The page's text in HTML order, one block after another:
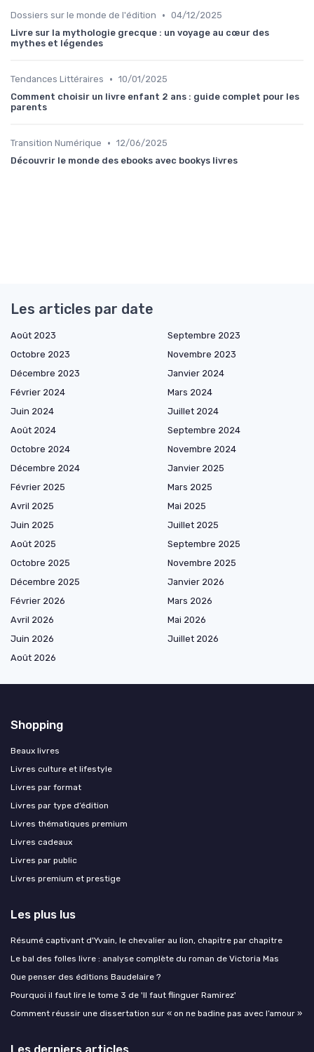
Dossiers sur le monde de l'édition • 04/12/2025
Livre sur la mythologie grecque : un voyage au cœur des
mythes et légendes
Tendances Littéraires • 10/01/2025
Comment choisir un livre enfant 2 ans : guide complet pour les
parents
Transition Numérique • 12/06/2025
Découvrir le monde des ebooks avec bookys livres
Les articles par date
Août 2023
Septembre 2023
Octobre 2023
Novembre 2023
Décembre 2023
Janvier 2024
Février 2024
Mars 2024
Juin 2024
Juillet 2024
Août 2024
Septembre 2024
Octobre 2024
Novembre 2024
Décembre 2024
Janvier 2025
Février 2025
Mars 2025
Avril 2025
Mai 2025
Juin 2025
Juillet 2025
Août 2025
Septembre 2025
Octobre 2025
Novembre 2025
Décembre 2025
Janvier 2026
Février 2026
Mars 2026
Avril 2026
Mai 2026
Juin 2026
Juillet 2026
Août 2026
Shopping
Beaux livres
Livres culture et lifestyle
Livres par format
Livres par type d’édition
Livres thématiques premium
Livres cadeaux
Livres par public
Livres premium et prestige
Les plus lus
Résumé captivant d'Yvain, le chevalier au lion, chapitre par chapitre
Le bal des folles livre : analyse complète du roman de Victoria Mas
Que penser des éditions Baudelaire ?
Pourquoi il faut lire le tome 3 de 'Il faut flinguer Ramirez'
Comment réussir une dissertation sur « on ne badine pas avec l’amour »